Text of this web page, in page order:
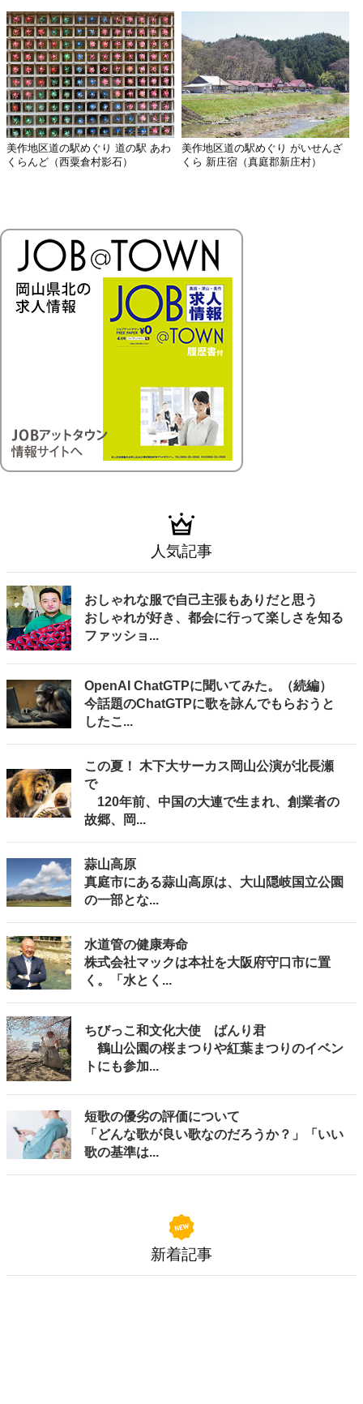
美作地区道の駅めぐり 道の駅 あわ
くらんど（西粟倉村影石）
美作地区道の駅めぐり がいせんざ
くら 新庄宿（真庭郡新庄村）
人気記事
おしゃれな服で自己主張もありだと思う
おしゃれが好き、都会に行って楽しさを知る
ファッショ...
OpenAI ChatGTPに聞いてみた。（続編）
今話題のChatGTPに歌を詠んでもらおうと
したこ...
この夏！ 木下大サーカス岡山公演が北長瀬
で
120年前、中国の大連で生まれ、創業者の
故郷、岡...
蒜山高原
真庭市にある蒜山高原は、大山隠岐国立公園
の一部とな...
水道管の健康寿命
株式会社マックは本社を大阪府守口市に置
く。「水とく...
ちびっこ和文化大使 ばんり君
鶴山公園の桜まつりや紅葉まつりのイベン
トにも参加...
短歌の優劣の評価について
「どんな歌が良い歌なのだろうか？」「いい
歌の基準は...
新着記事